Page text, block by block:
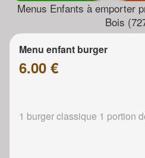
Menus Enfants à emporter
Bois
Menu enfant burger
6.00 €
1 burger classique 1 portion